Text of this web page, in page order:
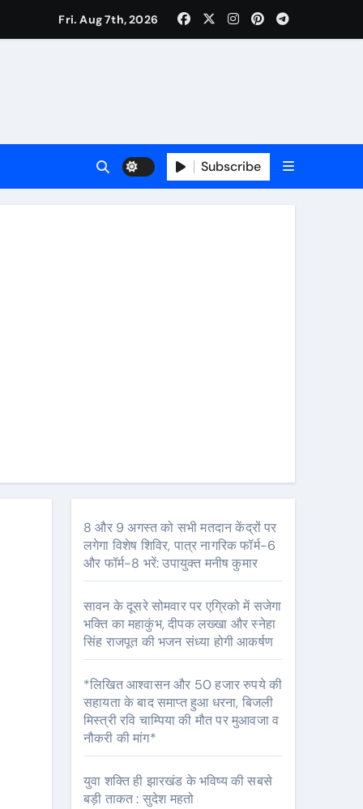
व नौकरी की मांग*
Fri. Aug 7th, 2026
Subscribe
8 और 9 अगस्त को सभी मतदान केंद्रों पर
लगेगा विशेष शिविर, पात्र नागरिक फॉर्म-6
और फॉर्म-8 भरें: उपायुक्त मनीष कुमार
सावन के दूसरे सोमवार पर एग्रिको में सजेगा
भक्ति का महाकुंभ, दीपक लख्खा और स्नेहा
सिंह राजपूत की भजन संध्या होगी आकर्षण
*लिखित आश्वासन और 50 हजार रुपये की
सहायता के बाद समाप्त हुआ धरना, बिजली
मिस्त्री रवि चाम्पिया की मौत पर मुआवजा व
नौकरी की मांग*
युवा शक्ति ही झारखंड के भविष्य की सबसे
बड़ी ताकत : सुदेश महतो